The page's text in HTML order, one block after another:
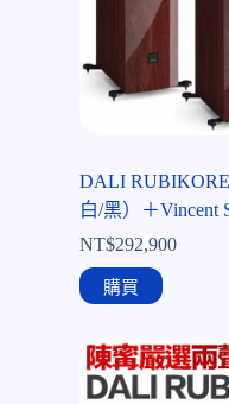
DALI
白/黑）＋Vincent
NT$292,900
購買